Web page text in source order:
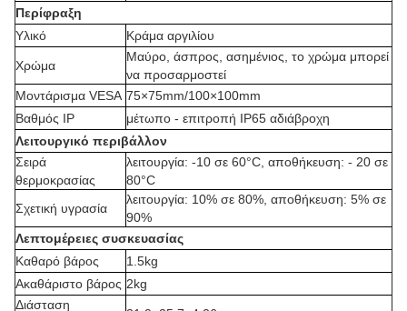
Περίφραξη
Υλικό
Κράμα αργιλίου
Χρώμα
Μαύρο, άσπρος, ασημένιος, το χρώμα μπορεί
να προσαρμοστεί
Μοντάρισμα VESA 75×75mm/100×100mm
Βαθμός IP
μέτωπο - επιτροπή IP65 αδιάβροχη
Λειτουργικό περιβάλλον
Σειρά
θερμοκρασίας
λειτουργία: -10 σε 60°C, αποθήκευση: - 20 σε
80°C
Σχετική υγρασία
λειτουργία: 10% σε 80%, αποθήκευση: 5% σε
90%
Λεπτομέρειες συσκευασίας
Καθαρό βάρος
1.5kg
Ακαθάριστο βάρος 2kg
Διάσταση